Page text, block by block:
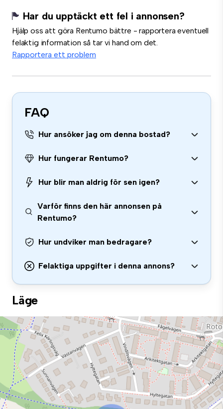
Har du upptäckt ett fel i annonsen?
Hjälp oss att göra Rentumo bättre - rapportera eventuell
felaktig information så tar vi hand om det.
Rapportera ett problem
FAQ
Hur ansöker jag om denna bostad?
Hur fungerar Rentumo?
Hur blir man aldrig för sen igen?
Varför finns den här annonsen på
Rentumo?
Hur undviker man bedragare?
Felaktiga uppgifter i denna annons?
Läge